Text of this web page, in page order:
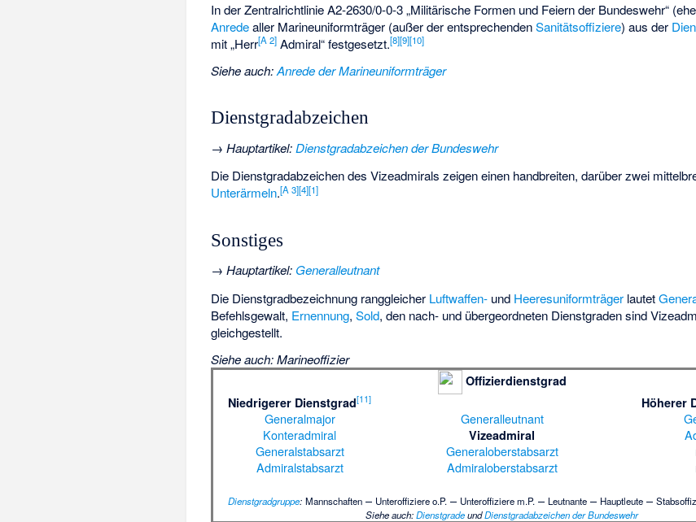
In der Zentralrichtlinie A2-2630/0-0-3 „Militärische Formen und Feiern der Bundeswehr“
Anredealler Marineuniformträger (außer der entsprechendenSanitätsoffiziere) aus der
mit „Herr[A 2] Admiral“ festgesetzt.[8][9][10]
Siehe auch:Anrede der Marineuniformträger
Dienstgradabzeichen
→Hauptartikel:Dienstgradabzeichen der Bundeswehr
Die Dienstgradabzeichen des Vizeadmirals zeigen einen handbreiten, darüber zwei
Unterärmeln.[A 3][4][1]
Sonstiges
→Hauptartikel: Generalleutnant
Die Dienstgradbezeichnung ranggleicher Luftwaffen- und Heeresuniformträger lautet
Befehlsgewalt, Ernennung,Sold, den nach- und übergeordneten Dienstgraden sind
gleichgestellt.
Siehe auch:Marineoffizier
Offizierdienstgrad
Niedrigerer Dienstgrad[11] Höherer
Generalmajor
Konteradmiral
Generalstabsarzt
Admiralstabsarzt
Generalleutnant
Vizeadmiral
Generaloberstabsarzt
Admiraloberstabsarzt
Dienstgradgruppe: Mannschaften – Unteroffiziere o.P. – Unteroffiziere m.P. – Leutnante – Hauptleute –
Siehe auch:DienstgradeundDienstgradabzeichen der Bundeswehr